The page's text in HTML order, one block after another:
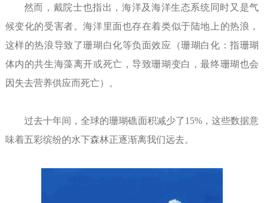
然而，戴院士也指出，海洋及海洋生态系统同时又是气
候变化的受害者。海洋里面也存在着类似于陆地上的热浪，
这样的热浪导致了珊瑚白化等负面效应（珊瑚白化：指珊瑚
体内的共生海藻离开或死亡，导致珊瑚变白，最终珊瑚也会
因失去营养供应而死亡）。
过去十年间，全球的珊瑚礁面积减少了15%，这些数据意
味着五彩缤纷的水下森林正逐渐离我们远去。